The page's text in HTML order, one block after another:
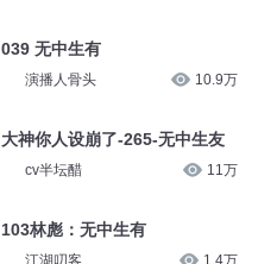
039 无中生有
演播人骨头 10.9万
大神你人设崩了-265-无中生友
cv半坛醋 11万
103林彪：无中生有
江湖叨客 1.4万